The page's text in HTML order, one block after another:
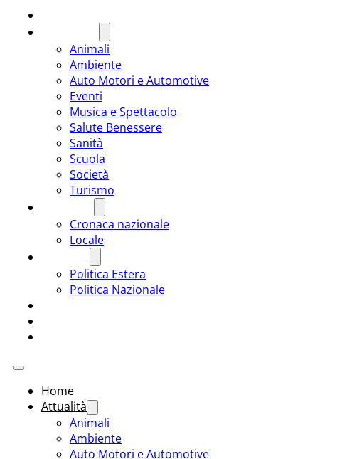
Animali
Ambiente
Auto Motori e Automotive
Eventi
Musica e Spettacolo
Salute Benessere
Sanità
Scuola
Società
Turismo
Cronaca nazionale
Locale
Politica Estera
Politica Nazionale
Home
Attualità
Animali
Ambiente
Auto Motori e Automotive